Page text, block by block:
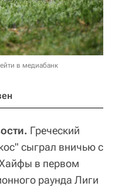
в медиабанк
Греческий
сыграл вничью с
в первом
раунда Лиги